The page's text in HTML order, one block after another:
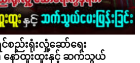
စည်းရုံးလှုံ့ဆော်ရေး
နော်ထူးထူးနှင့် ဆက်သွယ်